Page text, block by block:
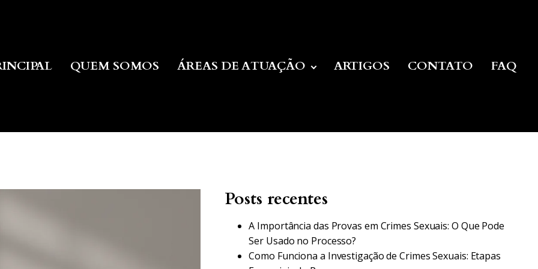
QUEM SOMOS ÁREAS DE ATUAÇÃO ARTIGOS CONTATO FAQ
Posts recentes
A Importância das Provas em Crimes Sexuais: O Que Pode
Ser Usado no Processo?
Como Funciona a Investigação de Crimes Sexuais: Etapas